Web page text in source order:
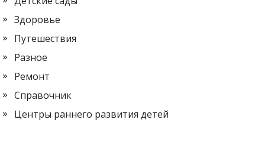
Здоровье
Путешествия
Разное
Ремонт
Справочник
Центры раннего развития детей